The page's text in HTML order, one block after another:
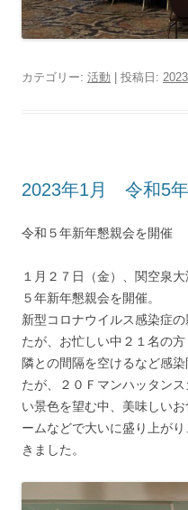
カテゴリー: 活動 | 投稿日:
2023年1月 令和5
令和５年新年懇親会を開催
１月２７日（金）、関空泉
５年新年懇親会を開催。
新型コロナウイルス感染症
たが、お忙しい中２１名の
隣との間隔を空けるなど感
たが、２０Ｆマンハッタン
い景色を望む中、美味しい
ームなどで大いに盛り上が
きました。